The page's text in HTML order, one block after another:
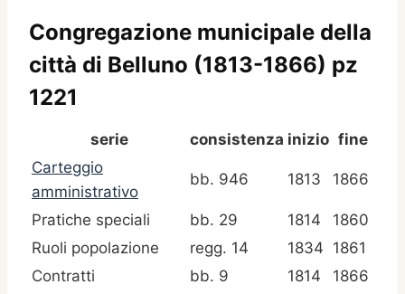
Congregazione municipale della
città di Belluno (1813-1866) pz
1221
serie consistenza inizio fine
Carteggio
amministrativo
bb. 946 1813 1866
Pratiche speciali bb. 29 1814
1860
Ruoli popolazione
regg. 14 1834 1861
Contratti
bb. 9 1814
1866